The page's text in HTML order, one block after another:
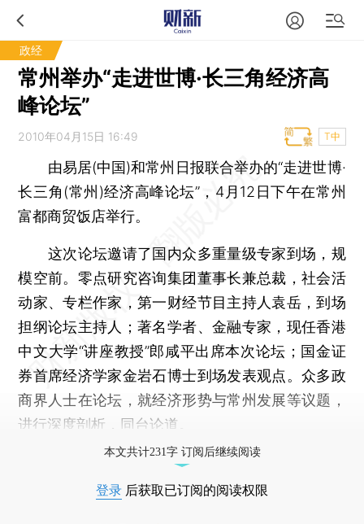
政经
常州举办“走进世博·长三角经济高
峰论坛”
2010年04月15日 16:49 T中
由易居(中国)和常州日报联合举办的“走进世博·
长三角(常州)经济高峰论坛”，4月12日下午在常州
富都商贸饭店举行。
这次论坛邀请了国内众多重量级专家到场，规
模空前。零点研究咨询集团董事长兼总裁，社会活
动家、专栏作家，第一财经节目主持人袁岳，到场
担纲论坛主持人；著名学者、金融专家，现任香港
中文大学“讲座教授”郎咸平出席本次论坛；国金证
券首席经济学家金岩石博士到场发表观点。众多政
商界人士在论坛，就经济形势与常州发展等议题，
进行深度剖析，同台论道。
本文共计231字 订阅后继续阅读
登录 后获取已订阅的阅读权限